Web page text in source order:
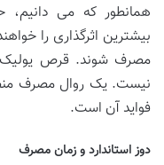
همانطور که می دانیم،
بیشترین اثرگذاری را
مصرف شوند. قرص یولیک
نیست. یک روال مصرف
فواید آن است.
دوز استاندارد و زمان مصرف